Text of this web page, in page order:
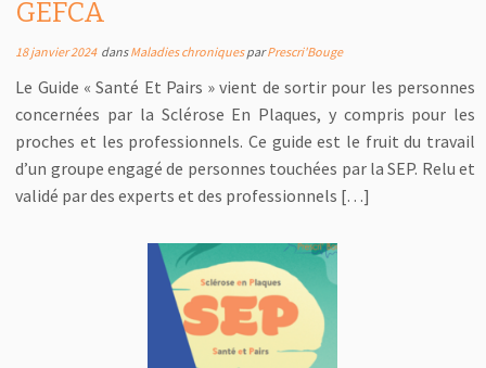
GEFCA
18 janvier 2024dansMaladies chroniquesparPrescri'Bouge
Le Guide « Santé Et Pairs » vient de sortir pour les personnes
concernées par la Sclérose En Plaques, y compris pour les
proches et les professionnels. Ce guide est le fruit du travail
d’un groupe engagé de personnes touchées par la SEP. Relu et
validé par des experts et des professionnels […]